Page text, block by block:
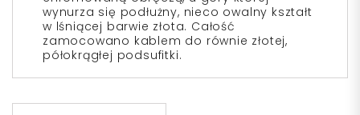
wynurza się podłużny, nieco owalny kształt
w lśniącej barwie złota. Całość
zamocowano kablem do równie złotej,
półokrągłej podsufitki.